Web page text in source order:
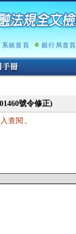
系統首頁 銀行局首頁
號令修正)
查閱。